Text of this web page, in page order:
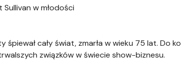
w młodości
śpiewał cały świat, zmarła w wieku 75 lat. Do
związków w świecie show-biznesu.